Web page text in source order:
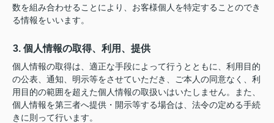
数を組み合わせることにより、お客様個人を特定することのでき
る情報をいいます。
3. 個人情報の取得、利用、提供
個人情報の取得は、適正な手段によって行うとともに、利用目的
の公表、通知、明示等をさせていただき、ご本人の同意なく、利
用目的の範囲を超えた個人情報の取扱いはいたしません。また、
個人情報を第三者へ提供・開示等する場合は、法令の定める手続
きに則って行います。